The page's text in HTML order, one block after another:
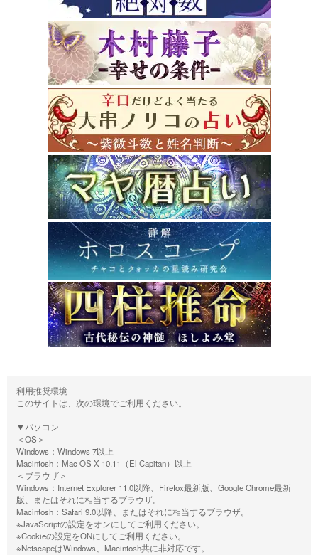
利用推奨環境
このサイトは、次の環境でご利用ください。
▼パソコン
＜OS＞
Windows：Windows 7以上
Macintosh：Mac OS X 10.11（El Capitan）以上
＜ブラウザ＞
Windows：Internet Explorer 11.0以降、Firefox最新版、Google Chrome最新
版、またはそれに相当するブラウザ。
Macintosh：Safari 9.0以降、またはそれに相当するブラウザ。
※JavaScriptの設定をオンにしてご利用ください。
※Cookieの設定をONにしてご利用ください。
※NetscapeはWindows、Macintosh共に非対応です。